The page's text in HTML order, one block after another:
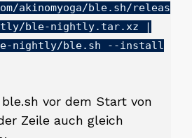
akinomyoga/ble.sh/releas
ble-nightly.tar.xz |
nightly/ble.sh --install
vor dem Start von
Zeile auch gleich